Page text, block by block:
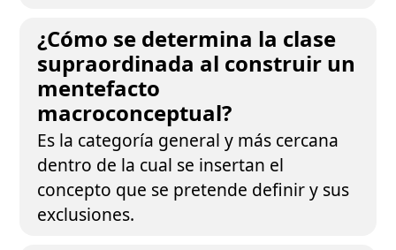
¿Cómo se determina la clase
supraordinada al construir un
mentefacto
macroconceptual?
Es la categoría general y más cercana
dentro de la cual se insertan el
concepto que se pretende definir y sus
exclusiones.